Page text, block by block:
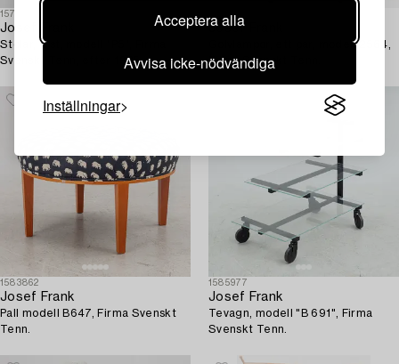
Acceptera alla
Avvisa icke-nödvändiga
Inställningar
1578160
Josef Frank
Stolar, 4 st, modell "P5", Firma
Svenskt Tenn, efter 1985.
1565010
Josef Frank
Golvlampor, ett par, modell 2564,
Firma Svenskt Tenn.
1583862
Josef Frank
Pall modell B647, Firma Svenskt
Tenn.
1585977
Josef Frank
Tevagn, modell "B 691", Firma
Svenskt Tenn.